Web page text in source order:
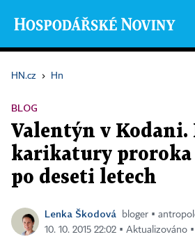
HN.cz › Hn
BLOG
Valentýn v Kodani.
karikatury proroka
po deseti letech
Lenka Škodová
bloger ▪
10. 10. 2015 22:02 ▪ Aktualizováno